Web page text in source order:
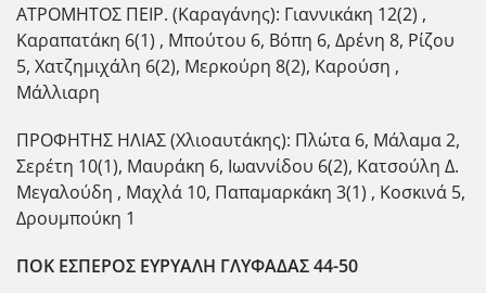
ΑΤΡΟΜΗΤΟΣ ΠΕΙΡ. (Καραγάνης): Γιαννικάκη 12(2) ,
Καραπατάκη 6(1) , Μπούτου 6, Βόπη 6, Δρένη 8, Ρίζου
5, Χατζημιχάλη 6(2), Μερκούρη 8(2), Καρούση ,
Μάλλιαρη
ΠΡΟΦΗΤΗΣ ΗΛΙΑΣ (Χλιοαυτάκης): Πλώτα 6, Μάλαμα 2,
Σερέτη 10(1), Μαυράκη 6, Ιωαννίδου 6(2), Κατσούλη Δ.
Μεγαλούδη , Μαχλά 10, Παπαμαρκάκη 3(1) , Κοσκινά 5,
Δρουμπούκη 1
ΠΟΚ ΕΣΠΕΡΟΣ ΕΥΡΥΑΛΗ ΓΛΥΦΑΔΑΣ 44-50